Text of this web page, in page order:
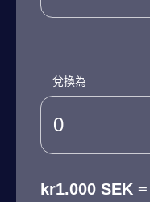
兌換為
kr1.000 SEK